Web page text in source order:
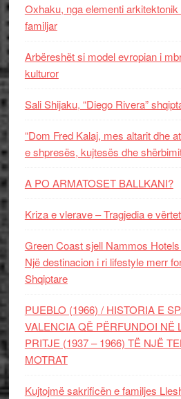
Oxhaku, nga elementi
familjar
Arbëreshët si model evropian i
kulturor
Sali Shijaku, “Diego Rivera”
“Dom Fred Kalaj, mes altarit dhe
e shpresës, kujtesës dhe
A PO ARMATOSET BALLKANI?
Kriza e vlerave – Tragjedia e
Green Coast sjell Nammos
Një destinacion i ri lifestyle merr
Shqiptare
PUEBLO (1966) / HISTORIA E
VALENCIA QË PËRFUNDOI
PRITJE (1937 – 1966) TË NJË
MOTRAT
Kujtojmë sakrificën e familjes